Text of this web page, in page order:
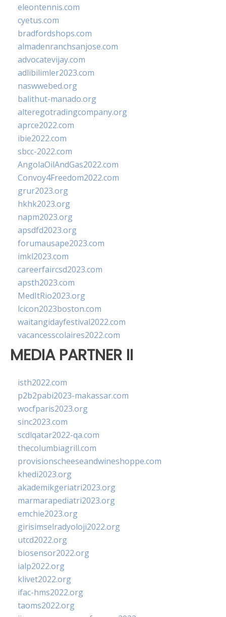
eleontennis.com
cyetus.com
bradfordshops.com
almadenranchsanjose.com
advocatevijay.com
adlibilimler2023.com
naswwebed.org
balithut-manado.org
alteregotradingcompany.org
aprce2022.com
ibie2022.com
sbcc-2022.com
AngolaOilAndGas2022.com
Convoy4Freedom2022.com
grur2023.org
hkhk2023.org
napm2023.org
apsdfd2023.org
forumausape2023.com
imkl2023.com
careerfaircsd2023.com
apsth2023.com
MedItRio2023.org
lcicon2023boston.com
waitangidayfestival2022.com
vacancesscolaires2022.com
MEDIA PARTNER II
isth2022.com
p2b2pabi2023-makassar.com
wocfparis2023.org
sinc2023.com
scdlqatar2022-qa.com
thecolumbiagrill.com
provisionscheeseandwineshoppe.com
khedi2023.org
akademikgeriatri2023.org
marmarapediatri2023.org
emchie2023.org
girisimselradyoloji2022.org
utcd2022.org
biosensor2022.org
ialp2022.org
klivet2022.org
ifac-hms2022.org
taoms2022.org